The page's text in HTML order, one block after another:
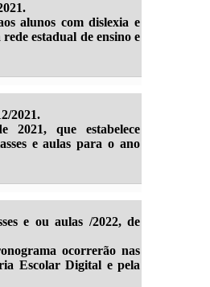
alunos com dislexia e
estadual de ensino e
2021.
que estabelece
e aulas para o ano
e ou aulas /2022, de
ocorrerão nas
Escolar Digital e pela